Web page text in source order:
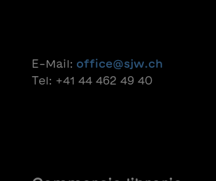
E-Mail: office@sjw.ch
Tel: +41 44 462 49 40